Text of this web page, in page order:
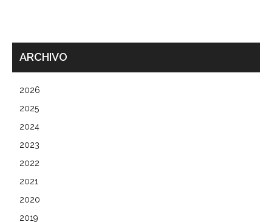
ARCHIVO
2026
2025
2024
2023
2022
2021
2020
2019